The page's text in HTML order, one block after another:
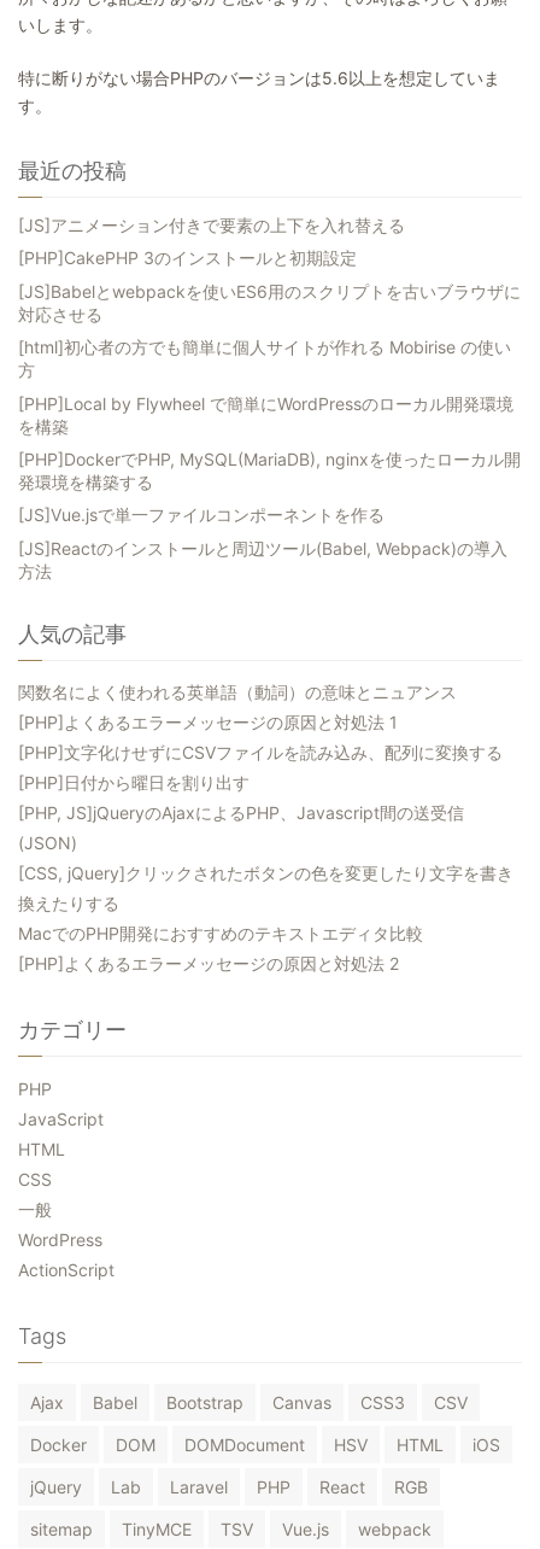
いします。
特に断りがない場合PHPのバージョンは5.6以上を想定していま
す。
最近の投稿
[JS]アニメーション付きで要素の上下を入れ替える
[PHP]CakePHP 3のインストールと初期設定
[JS]Babelとwebpackを使いES6用のスクリプトを古いブラウザに
対応させる
[html]初心者の方でも簡単に個人サイトが作れる Mobirise の使い
方
[PHP]Local by Flywheel で簡単にWordPressのローカル開発環境
を構築
[PHP]DockerでPHP, MySQL(MariaDB), nginxを使ったローカル開
発環境を構築する
[JS]Vue.jsで単一ファイルコンポーネントを作る
[JS]Reactのインストールと周辺ツール(Babel, Webpack)の導入
方法
人気の記事
関数名によく使われる英単語（動詞）の意味とニュアンス
[PHP]よくあるエラーメッセージの原因と対処法 1
[PHP]文字化けせずにCSVファイルを読み込み、配列に変換する
[PHP]日付から曜日を割り出す
[PHP, JS]jQueryのAjaxによるPHP、Javascript間の送受信
(JSON)
[CSS, jQuery]クリックされたボタンの色を変更したり文字を書き
換えたりする
MacでのPHP開発におすすめのテキストエディタ比較
[PHP]よくあるエラーメッセージの原因と対処法 2
カテゴリー
PHP
JavaScript
HTML
CSS
一般
WordPress
ActionScript
Tags
Ajax Babel Bootstrap Canvas CSS3 CSV
Docker DOM DOMDocument HSV HTML iOS
jQuery Lab Laravel PHP React RGB
sitemap TinyMCE TSV Vue.js webpack